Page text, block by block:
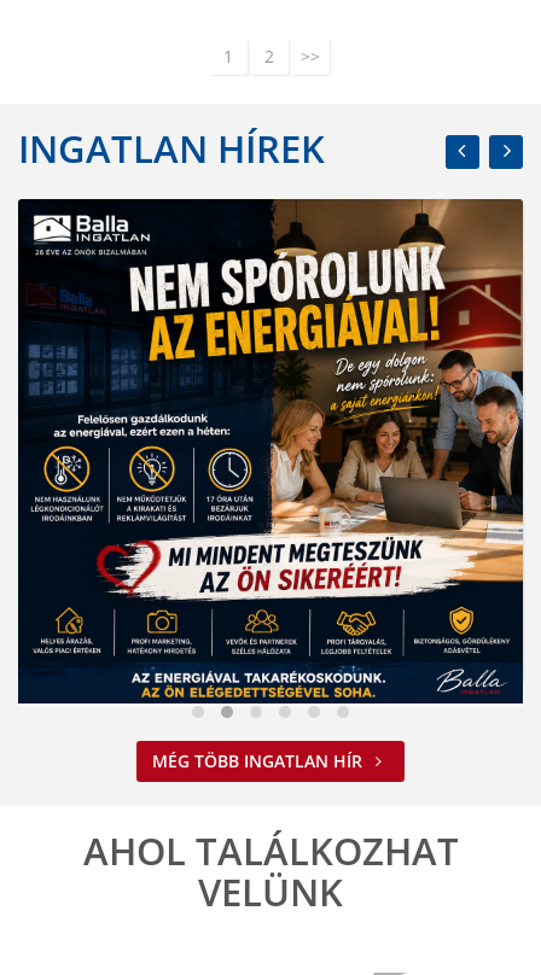
1 2 >>
INGATLAN HÍREK
Nem spórolunk az energiával
ELOLVASOM
MÉG TÖBB INGATLAN HÍR
AHOL TALÁLKOZHAT
VELÜNK